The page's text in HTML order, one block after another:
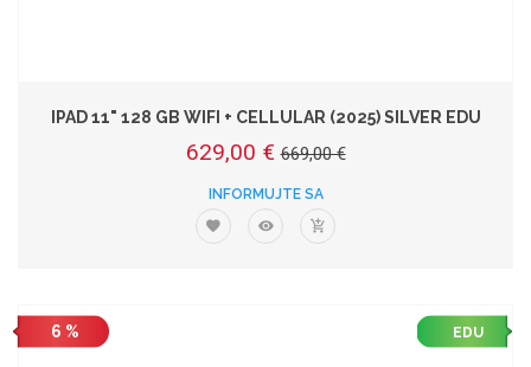
IPAD 11" 128 GB WIFI + CELLULAR (2025) SILVER EDU
629,00 € 669,00 €
INFORMUJTE SA
6 % EDU